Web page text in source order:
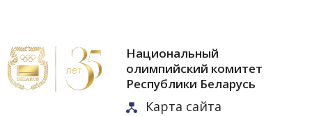
Национальный
олимпийский комитет
Республики Беларусь
Карта сайта